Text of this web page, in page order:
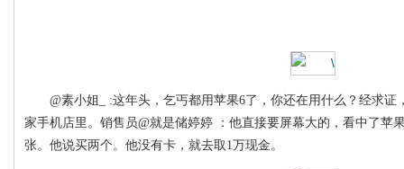
@素小姐_ :这年头，乞丐都用苹果6了，你还在用什么？经求证
家手机店里。销售员@就是储婷婷 ：他直接要屏幕大的，看中了苹
张。他说买两个。他没有卡，就去取1万现金。